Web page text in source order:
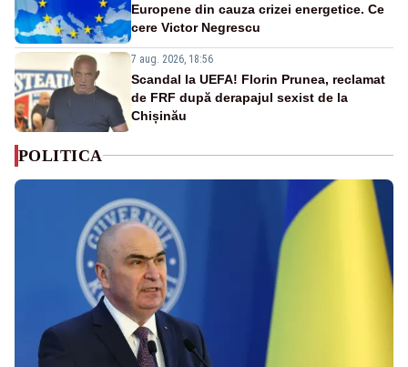
Europene din cauza crizei energetice. Ce
cere Victor Negrescu
7 aug. 2026, 18:56
Scandal la UEFA! Florin Prunea, reclamat
de FRF după derapajul sexist de la
Chișinău
POLITICA